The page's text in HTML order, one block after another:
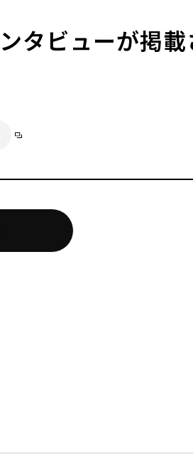
タビューが掲載